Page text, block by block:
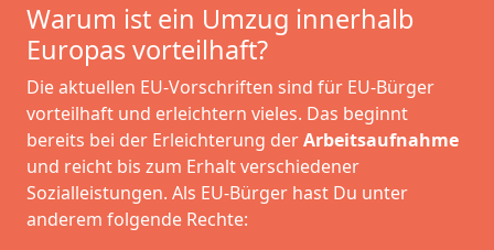
Warum ist ein Umzug innerhalb
Europas vorteilhaft?
Die aktuellen EU-Vorschriften sind für EU-Bürger
vorteilhaft und erleichtern vieles. Das beginnt
bereits bei der Erleichterung derArbeitsaufnahme
und reicht bis zum Erhalt verschiedener
Sozialleistungen. Als EU-Bürger hast Du unter
anderem folgende Rechte: